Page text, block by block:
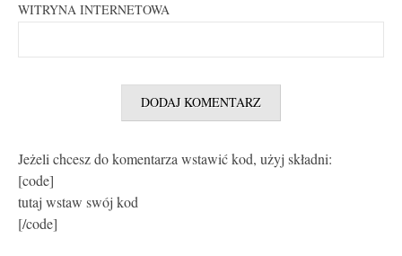
WITRYNA INTERNETOWA
Jeżeli chcesz do komentarza wstawić kod, użyj składni:
[code]
tutaj wstaw swój kod
[/code]